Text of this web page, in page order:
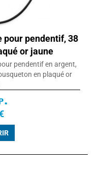
pour pendentif, 38
or jaune
pendentif en argent,
en plaqué or